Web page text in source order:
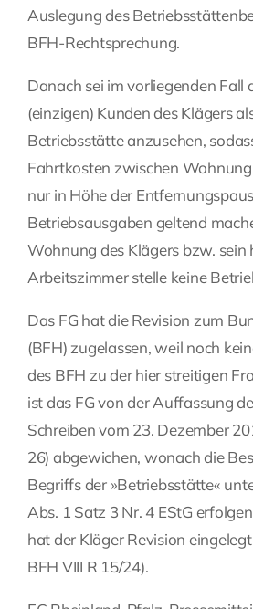
Auslegung des
BFH-Rechtsprechung.
Danach sei im vorliegenden Fall
(einzigen) Kunden des Klägers
Betriebsstätte anzusehen,
Fahrtkosten zwischen
nur in Höhe der
Betriebsausgaben geltend
Wohnung des Klägers bzw. sein
Arbeitszimmer stelle keine
Das FG hat die Revision zum
(BFH) zugelassen, weil noch
des BFH zu der hier streitigen
ist das FG von der Auffassung
Schreiben vom 23. Dezember
26) abgewichen, wonach die
Begriffs der »Betriebsstätte«
Abs. 1 Satz 3 Nr. 4 EStG
hat der Kläger Revision
BFH VIII R 15/24).